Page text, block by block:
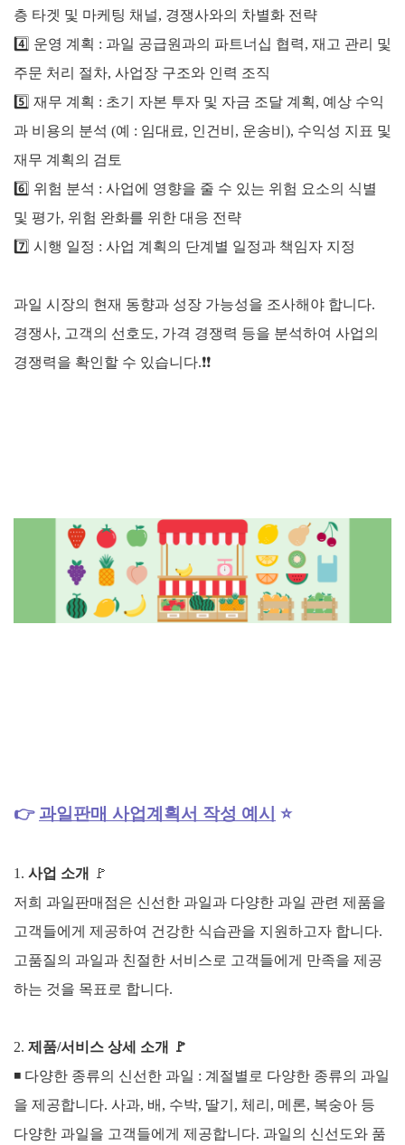
층 타겟 및 마케팅 채널, 경쟁사와의 차별화 전략
4️⃣ 운영 계획 : 과일 공급원과의 파트너십 협력, 재고 관리 및
주문 처리 절차, 사업장 구조와 인력 조직
5️⃣ 재무 계획 : 초기 자본 투자 및 자금 조달 계획, 예상 수익
과 비용의 분석 (예 : 임대료, 인건비, 운송비), 수익성 지표 및
재무 계획의 검토
6️⃣ 위험 분석 : 사업에 영향을 줄 수 있는 위험 요소의 식별
및 평가, 위험 완화를 위한 대응 전략
7️⃣ 시행 일정 : 사업 계획의 단계별 일정과 책임자 지정
과일 시장의 현재 동향과 성장 가능성을 조사해야 합니다.
경쟁사, 고객의 선호도, 가격 경쟁력 등을 분석하여 사업의
경쟁력을 확인할 수 있습니다.❗❗
👉 과일판매 사업계획서 작성 예시 ⭐
1. 사업 소개
🚩
저희 과일판매점은 신선한 과일과 다양한 과일 관련 제품을
고객들에게 제공하여 건강한 식습관을 지원하고자 합니다.
고품질의 과일과 친절한 서비스로 고객들에게 만족을 제공
하는 것을 목표로 합니다.
2. 제품/서비스 상세 소개
🚩
◾ 다양한 종류의 신선한 과일 : 계절별로 다양한 종류의 과일
을 제공합니다. 사과, 배, 수박, 딸기, 체리, 메론, 복숭아 등
다양한 과일을 고객들에게 제공합니다. 과일의 신선도와 품